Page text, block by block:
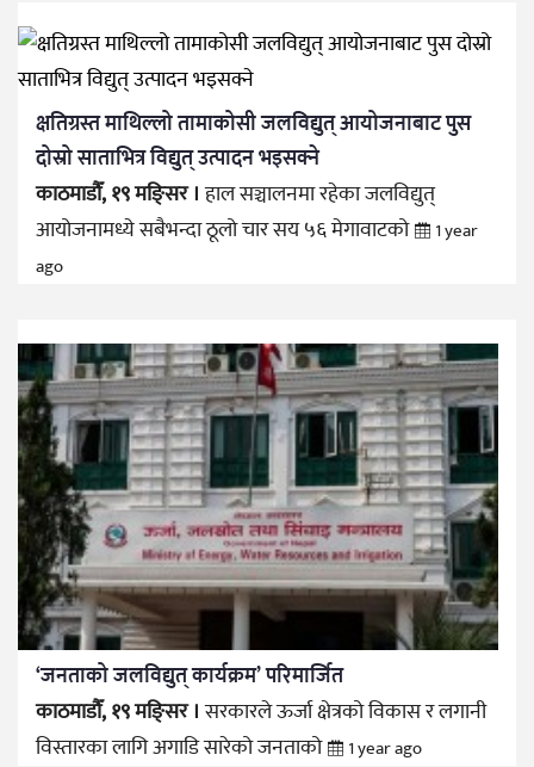
क्षतिग्रस्त माथिल्लो तामाकोसी जलविद्युत् आयोजनाबाट पुस
दोस्रो साताभित्र विद्युत् उत्पादन भइसक्ने
काठमाडौँ, १९ मङ्सिर ।हाल सञ्चालनमा रहेका जलविद्युत्
आयोजनामध्ये सबैभन्दा ठूलो चार सय ५६ मेगावाटको
1 year
ago
‘जनताको जलविद्युत् कार्यक्रम’ परिमार्जित
काठमाडौँ, १९ मङ्सिर ।सरकारले ऊर्जा क्षेत्रको विकास र लगानी
विस्तारका लागि अगाडि सारेको जनताको
1 year ago